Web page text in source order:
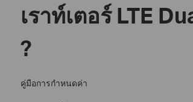
เราท์เตอร์ LTE
?
คู่มือการกำหนดค่า